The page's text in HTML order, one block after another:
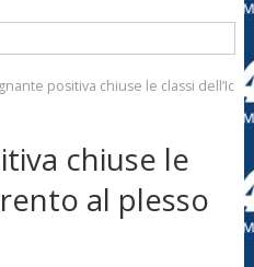
positiva chiuse le classi dell’Ic
chiuse le
al plesso